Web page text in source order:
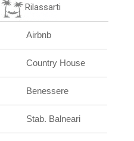
Rilassarti
Airbnb
Country House
Benessere
Stab. Balneari